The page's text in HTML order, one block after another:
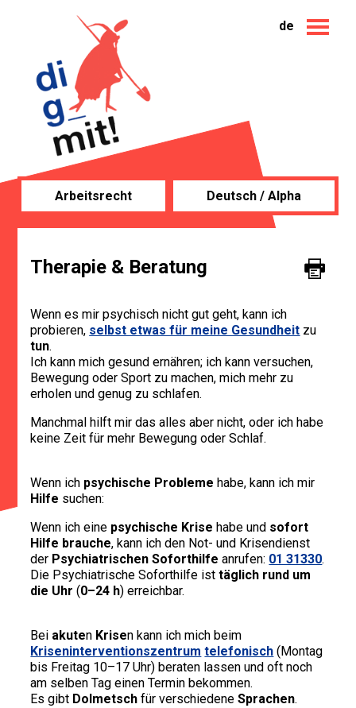
de
Arbeitsrecht Deutsch / Alpha
Therapie & Beratung
Wenn es mir psychisch nicht gut geht, kann ich
probieren, selbst etwas für meine Gesundheit zu
tun.
Ich kann mich gesund ernähren; ich kann versuchen,
Bewegung oder Sport zu machen, mich mehr zu
erholen und genug zu schlafen.
Manchmal hilft mir das alles aber nicht, oder ich habe
keine Zeit für mehr Bewegung oder Schlaf.
Wenn ich psychische Probleme habe, kann ich mir
Hilfe suchen:
Wenn ich eine psychische Krise habe und sofort
Hilfe brauche, kann ich den Not- und Krisendienst
der Psychiatrischen Soforthilfe anrufen: 01 31330.
Die Psychiatrische Soforthilfe isttäglich rund um
die Uhr(0–24 h) erreichbar.
Bei akuten Krisen kann ich mich beim
Kriseninterventionszentrum telefonisch (Montag
bis Freitag 10–17 Uhr) beraten lassen und oft noch
am selben Tag einen Termin bekommen.
Es gibt Dolmetsch für verschiedeneSprachen.